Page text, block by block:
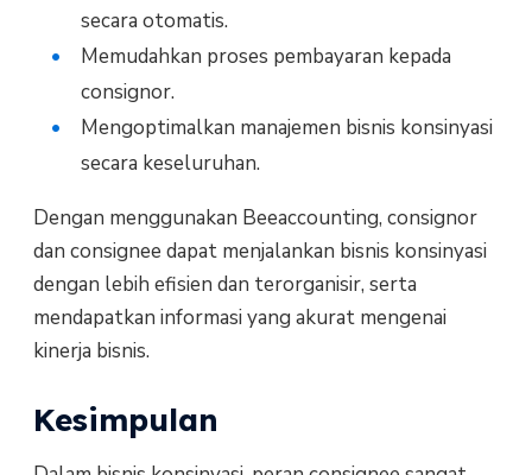
secara otomatis.
Memudahkan proses pembayaran kepada
consignor.
Mengoptimalkan manajemen bisnis konsinyasi
secara keseluruhan.
Dengan menggunakan Beeaccounting, consignor
dan consignee dapat menjalankan bisnis konsinyasi
dengan lebih efisien dan terorganisir, serta
mendapatkan informasi yang akurat mengenai
kinerja bisnis.
Kesimpulan